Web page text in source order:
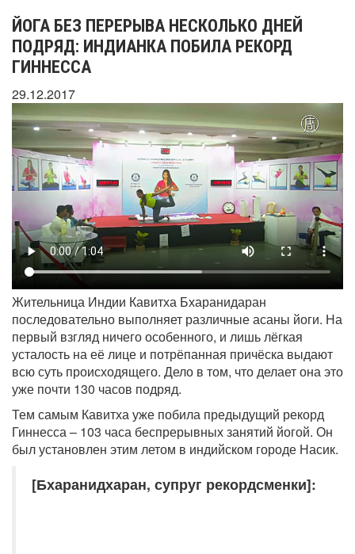
ЙОГА БЕЗ ПЕРЕРЫВА НЕСКОЛЬКО ДНЕЙ
ПОДРЯД: ИНДИАНКА ПОБИЛА РЕКОРД
ГИННЕССА
29.12.2017
Жительница Индии Кавитха Бхаранидаран
последовательно выполняет различные асаны йоги. На
первый взгляд ничего особенного, и лишь лёгкая
усталость на её лице и потрёпанная причёска выдают
всю суть происходящего. Дело в том, что делает она это
уже почти 130 часов подряд.
Тем самым Кавитха уже побила предыдущий рекорд
Гиннесса – 103 часа беспрерывных занятий йогой. Он
был установлен этим летом в индийском городе Насик.
[Бхаранидхаран, супруг рекордсменки]: